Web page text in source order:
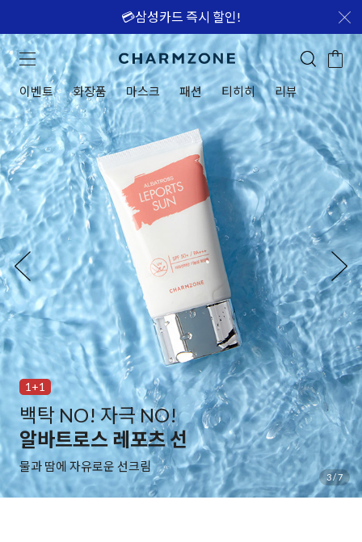
💳삼성카드 즉시 할인!
이벤트 화장품 마스크 패션 티히히 리뷰
1+1
백탁 NO! 자극 NO!
알바트로스 레포츠 선
물과 땀에 자유로운 선크림
3/7